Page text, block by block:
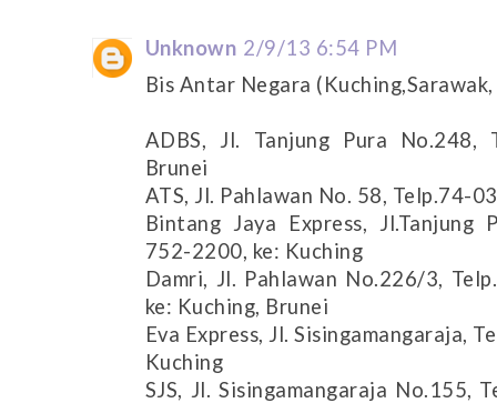
Unknown 2/9/13 6:54 PM
Bis Antar Negara
ADBS, Jl. Tanjung Pura No.248,
Brunei
ATS, Jl. Pahlawan No. 58, Telp.74-
Bintang Jaya Express, Jl.Tanjung
752-2200, ke: Kuching
Damri, Jl. Pahlawan No.226/3,
ke: Kuching, Brunei
Eva Express, Jl. Sisingamangaraja,
Kuching
SJS, Jl. Sisingamangaraja No.155,